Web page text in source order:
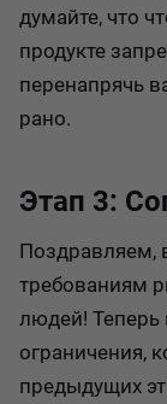
думайте, что
продукте
перенапрячь
рано.
Этап 3:
Поздравляем,
требованиям
людей! Теперь
ограничения,
предыдущих